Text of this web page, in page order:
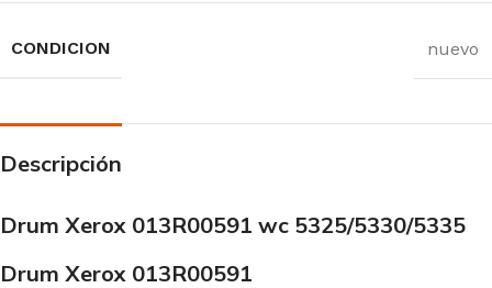
CONDICION nuevo
Descripción
Drum Xerox 013R00591 wc 5325/5330/5335
Drum Xerox 013R00591